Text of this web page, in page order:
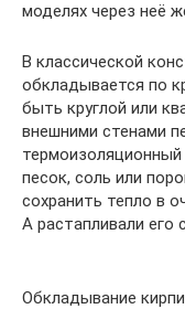
моделях через неё
В классической
обкладывается по
быть круглой или
внешними стенами
песок, соль или
сохранить тепло в
А растапливали его
Обкладывание